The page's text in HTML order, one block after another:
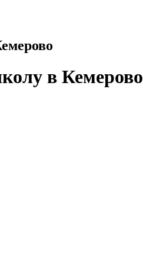
в Кемерово